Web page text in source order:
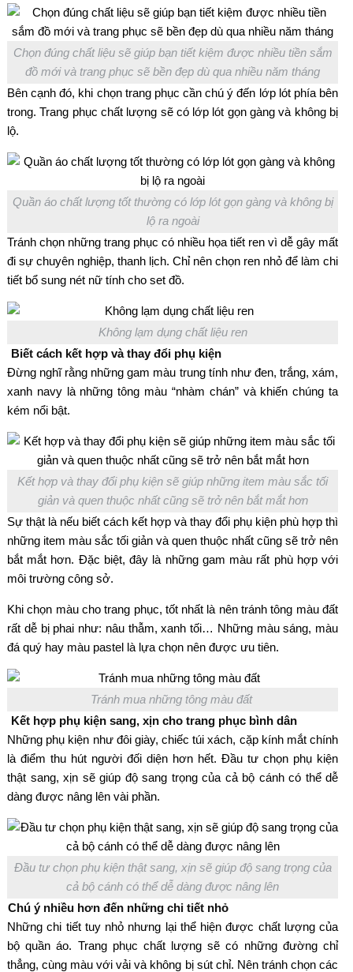
Chọn đúng chất liệu sẽ giúp bạn tiết kiệm được nhiều tiền sắm
đồ mới và trang phục sẽ bền đẹp dù qua nhiều năm tháng
Bên cạnh đó, khi chọn trang phục cần chú ý đến lớp lót phía bên
trong. Trang phục chất lượng sẽ có lớp lót gọn gàng và không bị
lộ.
Quần áo chất lượng tốt thường có lớp lót gọn gàng và không bị
lộ ra ngoài
Tránh chọn những trang phục có nhiều họa tiết ren vì dễ gây mất
đi sự chuyên nghiệp, thanh lịch. Chỉ nên chọn ren nhỏ để làm chi
tiết bổ sung nét nữ tính cho set đồ.
Không lạm dụng chất liệu ren
Biết cách kết hợp và thay đổi phụ kiện
Đừng nghĩ rằng những gam màu trung tính như đen, trắng, xám,
xanh navy là những tông màu “nhàm chán” và khiến chúng ta
kém nổi bật.
Kết hợp và thay đổi phụ kiện sẽ giúp những item màu sắc tối
giản và quen thuộc nhất cũng sẽ trở nên bắt mắt hơn
Sự thật là nếu biết cách kết hợp và thay đổi phụ kiện phù hợp thì
những item màu sắc tối giản và quen thuộc nhất cũng sẽ trở nên
bắt mắt hơn. Đặc biệt, đây là những gam màu rất phù hợp với
môi trường công sở.
Khi chọn màu cho trang phục, tốt nhất là nên tránh tông màu đất
rất dễ bị phai như: nâu thẫm, xanh tối… Những màu sáng, màu
đá quý hay màu pastel là lựa chọn nên được ưu tiên.
Tránh mua những tông màu đất
Kết hợp phụ kiện sang, xịn cho trang phục bình dân
Những phụ kiện như đôi giày, chiếc túi xách, cặp kính mắt chính
là điểm thu hút người đối diện hơn hết. Đầu tư chọn phụ kiện
thật sang, xịn sẽ giúp độ sang trọng của cả bộ cánh có thể dễ
dàng được nâng lên vài phần.
Đầu tư chọn phụ kiện thật sang, xịn sẽ giúp độ sang trọng của
cả bộ cánh có thể dễ dàng được nâng lên
Chú ý nhiều hơn đến những chi tiết nhỏ
Những chi tiết tuy nhỏ nhưng lại thể hiện được chất lượng của
bộ quần áo. Trang phục chất lượng sẽ có những đường chỉ
thẳng, cùng màu với vải và không bị sút chỉ. Nên tránh chọn các